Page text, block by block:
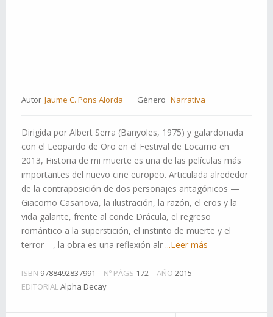
Autor Jaume C. Pons Alorda Género Narrativa
Dirigida por Albert Serra (Banyoles, 1975) y galardonada
con el Leopardo de Oro en el Festival de Locarno en
2013, Historia de mi muerte es una de las películas más
importantes del nuevo cine europeo. Articulada alrededor
de la contraposición de dos personajes antagónicos —
Giacomo Casanova, la ilustración, la razón, el eros y la
vida galante, frente al conde Drácula, el regreso
romántico a la superstición, el instinto de muerte y el
terror—, la obra es una reflexión alr ...Leer más
ISBN 9788492837991 Nº PÁGS 172 AÑO 2015
EDITORIALAlpha Decay